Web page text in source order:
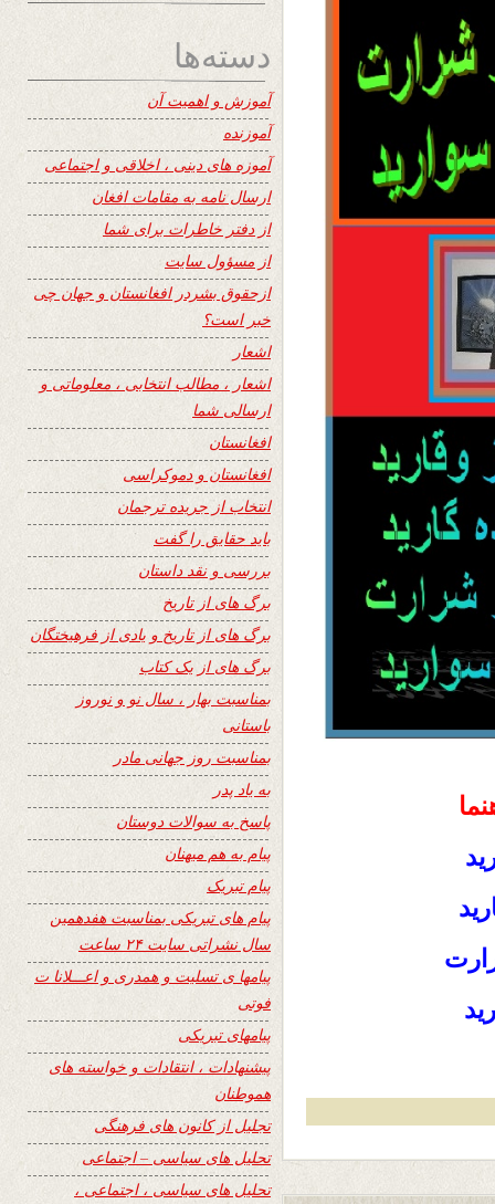
دسته‌ها
آموزش و اهمیت آن
آموزنده
آموزه های دینی ، اخلاقی و اجتماعی
ارسال نامه به مقامات افغان
از دفتر خاطرات برای شما
از مسؤول سایت
ازحقوق بشردر افغانستان و جهان چی
خبر است؟
اشعار
اشعار ، مطالب انتخابی ، معلوماتی و
ارسالی شما
افغانستان
افغانستان و دموکراسی
انتخاب از جریده ترجمان
باید حقایق را گفت
بررسی و نقد داستان
برگ های از تاریخ
برگ های از تاریخ و یادی از فرهیختگان
برگ های از یک کتاب
بمناسبت بهار ، سال نو و نوروز
باستانی
بمناسبت روز جهانی مادر
به یاد پدر
پاسخ به سوالات دوستان
پیام به هم میهنان
پیام تبریک
پیام های تبریکی بمناسبت هفدهمین
سال نشراتی سایت ۲۴ ساعت
پیامها ی تسلیت و همدری و اعـــلانا ت
فوتی
پیامهای تبریکی
پیشنهادات ، انتقادات و خواسته های
هموطنان
تجلیل از کانون های فرهنگی
تحلیل های سیاسی – اجتماعی
تحلیل های سیاسی ، اجتماعی ،